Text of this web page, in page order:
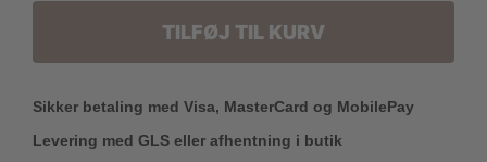
TILFØJ TIL KURV
Sikker betaling med Visa, MasterCard og MobilePay
Levering med GLS eller afhentning i butik